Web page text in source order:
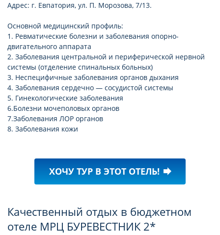
Адрес: г. Евпатория, ул. П. Морозова, 7/13.
Основной медицинский профиль:
1. Ревматические болезни и заболевания опорно-
двигательного аппарата
2. Заболевания центральной и периферической нервной
системы (отделение спинальных больных)
3. Неспецифичные заболевания органов дыхания
4. Заболевания сердечно — сосудистой системы
5. Гинекологические заболевания
6.Болезни мочеполовых органов
7.Заболевания ЛОР органов
8. Заболевания кожи
ХОЧУ ТУР В ЭТОТ ОТЕЛЬ! forward
Качественный отдых в бюджетном
отеле МРЦ БУРЕВЕСТНИК 2*